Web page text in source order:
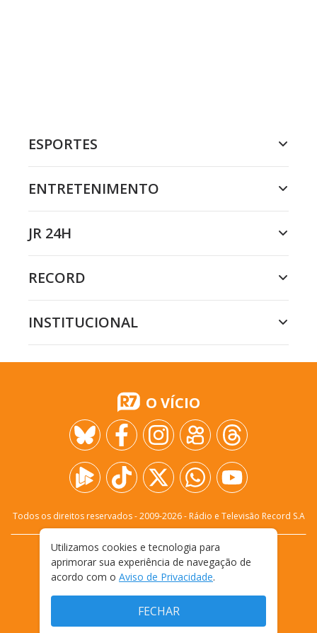
ESPORTES
ENTRETENIMENTO
JR 24H
RECORD
INSTITUCIONAL
O VÍCIO
Todos os direitos reservados - 2009-2026- Rádio e Televisão Record S.A
FALE CONOSCO
PRIVACIDADE
TERMOS E CONDIÇÕES DE USO
Utilizamos cookies e tecnologia para
aprimorar sua experiência de navegação de
acordo com o Aviso de Privacidade.
FECHAR